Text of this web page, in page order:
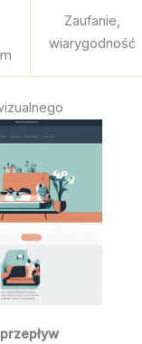
Zaufanie,
wiarygodność
przepływ